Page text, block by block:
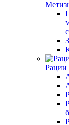
Рации